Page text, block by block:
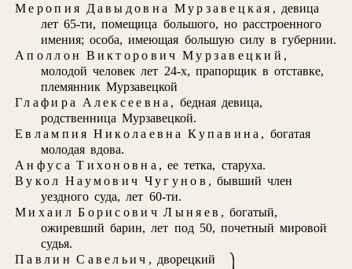
Меропия Давыдовна Мурзавецкая , девица
лет 65-ти, помещица большого, но расстроенного
имения; особа, имеющая большую силу в губернии.
Аполлон Викторович Мурзавецкий ,
молодой человек лет 24-х, прапорщик в отставке,
племянник Мурзавецкой
Глафира Алексеевна , бедная девица,
родственница Мурзавецкой.
Евлампия Николаевна Купавина , богатая
молодая вдова.
Анфуса Тихоновна , ее тетка, старуха.
Вукол Наумович Чугунов , бывший член
уездного суда, лет 60-ти.
Михаил Борисович Лыняев , богатый,
ожиревший барин, лет под 50, почетный мировой
судья.
Павлин Савельич , дворецкий